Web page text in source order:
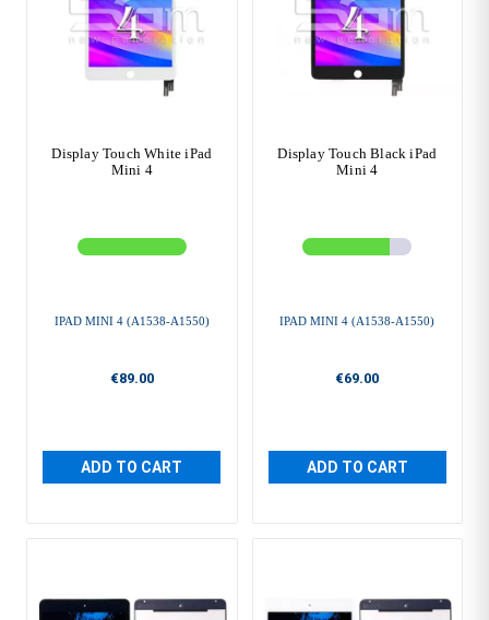
Display Touch White iPad
Mini 4
IPAD MINI 4 (A1538-A1550)
€89.00
ADD TO CART
Display Touch Black iPad
Mini 4
IPAD MINI 4 (A1538-A1550)
€69.00
ADD TO CART